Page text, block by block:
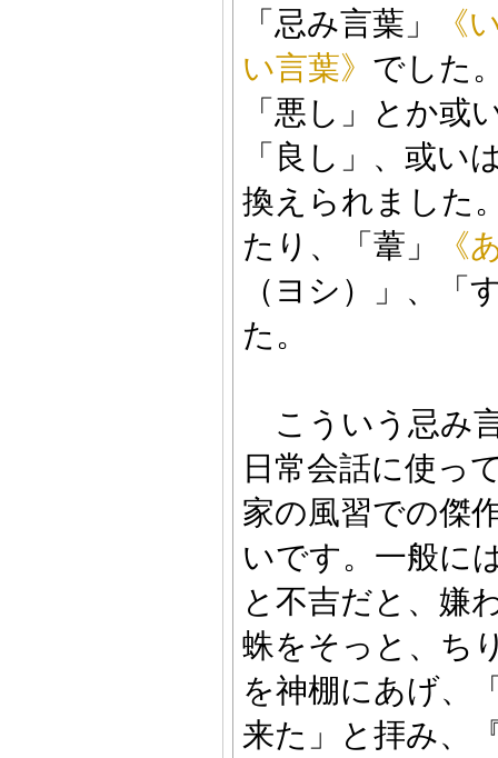
「忌み言葉」
《
い言葉》 でした
「悪し」とか或
「良し」、或い
換えられました
たり、「葦」
《
（ヨシ）」、「
た。
こういう忌み
日常会話に使っ
家の風習での傑
いです。一般に
と不吉だと、嫌
蛛をそっと、ち
を神棚にあげ、
来た」と拝み、